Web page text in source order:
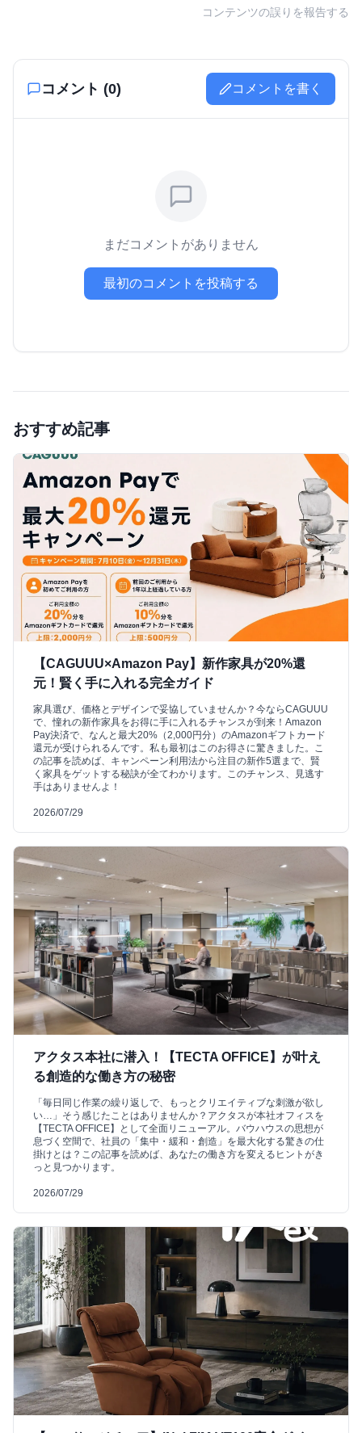
コンテンツの誤りを報告する
コメント (0) コメントを書く
まだコメントがありません
最初のコメントを投稿する
おすすめ記事
【CAGUUU×Amazon Pay】新作家具が20%還
元！賢く手に入れる完全ガイド
家具選び、価格とデザインで妥協していませんか？今ならCAGUUU
で、憧れの新作家具をお得に手に入れるチャンスが到来！Amazon
Pay決済で、なんと最大20%（2,000円分）のAmazonギフトカード
還元が受けられるんです。私も最初はこのお得さに驚きました。こ
の記事を読めば、キャンペーン利用法から注目の新作5選まで、賢
く家具をゲットする秘訣が全てわかります。このチャンス、見逃す
手はありませんよ！
2026/07/29
アクタス本社に潜入！【TECTA OFFICE】が叶え
る創造的な働き方の秘密
「毎日同じ作業の繰り返しで、もっとクリエイティブな刺激が欲し
い…」そう感じたことはありませんか？アクタスが本社オフィスを
【TECTA OFFICE】として全面リニューアル。バウハウスの思想が
息づく空間で、社員の「集中・緩和・創造」を最大化する驚きの仕
掛けとは？この記事を読めば、あなたの働き方を変えるヒントがき
っと見つかります。
2026/07/29